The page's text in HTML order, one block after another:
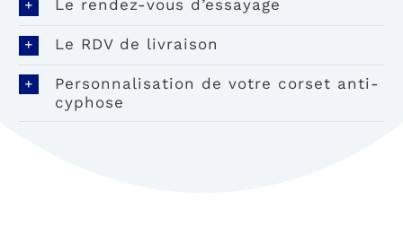
Le rendez-vous d’essayage
Le RDV de livraison
Personnalisation de votre corset anti-
cyphose